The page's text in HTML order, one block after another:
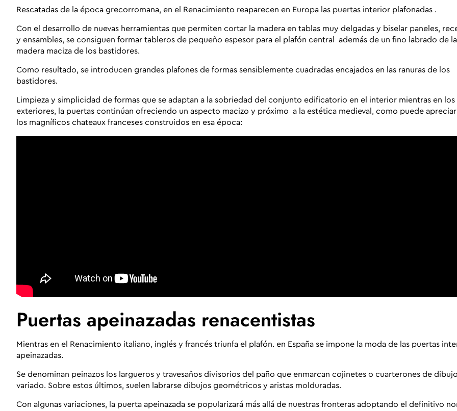
Rescatadas de la época grecorromana, en el Renacimiento reaparecen en Europa las puertas interior plafonadas .
Con el desarrollo de nuevas herramientas que permiten cortar la madera en tablas muy delgadas y biselar paneles,
y ensambles, se consiguen formar tableros de pequeño espesor para el plafón central además de un fino labrado de la
madera maciza de los bastidores.
Como resultado, se introducen grandes plafones de formas sensiblemente cuadradas encajados en las ranuras de los
bastidores.
Limpieza y simplicidad de formas que se adaptan a la sobriedad del conjunto edificatorio en el interior mientras en los
exteriores, la puertas continúan ofreciendo un aspecto macizo y próximo a la estética medieval, como puede
los magníficos chateaux franceses construidos en esa época:
Puertas apeinazadas renacentistas
Mientras en el Renacimiento italiano, inglés y francés triunfa el plafón. en España se impone la moda de las puertas
apeinazadas.
Se denominan peinazos los largueros y travesaños divisorios del paño que enmarcan cojinetes o cuarterones de dibujo
variado. Sobre estos últimos, suelen labrarse dibujos geométricos y aristas molduradas.
Con algunas variaciones, la puerta apeinazada se popularizará más allá de nuestras fronteras adoptando el definitivo